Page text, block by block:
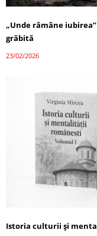
„Unde rămâne
grăbită
23/02/2026
Istoria culturii și